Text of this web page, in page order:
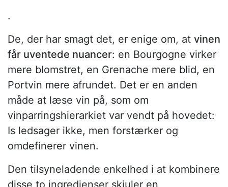
.
De, der har smagt det, er enige om, at vinen
får uventede nuancer: en Bourgogne virker
mere blomstret, en Grenache mere blid, en
Portvin mere afrundet. Det er en anden
måde at læse vin på, som om
vinparringshierarkiet var vendt på hovedet:
Is ledsager ikke, men forstærker og
omdefinerer vinen.
Den tilsyneladende enkelhed i at kombinere
disse to ingredienser skjuler en